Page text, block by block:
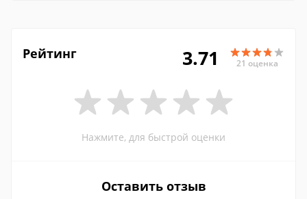
Рейтинг 3.71 21 оценка
Нажмите, для быстрой оценки
Оставить отзыв